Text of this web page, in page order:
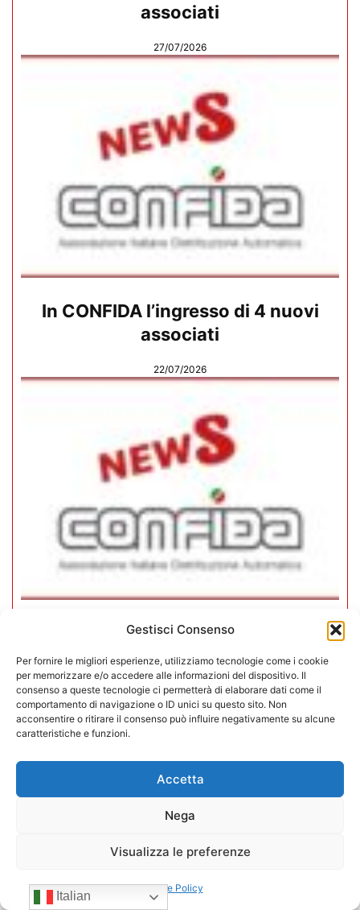
Gestisci Consenso
Per fornire le migliori esperienze, utilizziamo tecnologie come i cookie
per memorizzare e/o accedere alle informazioni del dispositivo. Il
consenso a queste tecnologie ci permetterà di elaborare dati come il
comportamento di navigazione o ID unici su questo sito. Non
acconsentire o ritirare il consenso può influire negativamente su alcune
caratteristiche e funzioni.
Accetta
Nega
Visualizza le preferenze
Cookie Policy
associati
27/07/2026
In CONFIDA l’ingresso di 4 nuovi
associati
22/07/2026
CONFIDA Servizi srl presenta il
nuovo Consiglio di Amministrazione
17/07/2026
Italian